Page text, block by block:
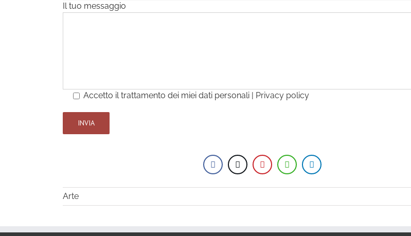
Il tuo messaggio
Accetto il trattamento dei miei dati personali | Privacy policy
Arte